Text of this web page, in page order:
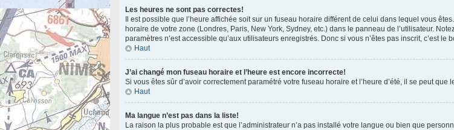
Les heures ne sont pas correctes!
Il est possible que l’heure affichée soit sur un fuseau horaire différent de celui dans lequel vous
horaire de votre zone (Londres, Paris, New York, Sydney, etc.) dans le panneau de l’utilisateur.
paramètres n’est accessible qu’aux utilisateurs enregistrés. Donc si vous n’êtes pas inscrit, c’est le
Haut
J’ai changé mon fuseau horaire et l’heure est encore incorrecte!
Si vous êtes sûr d’avoir correctement paramétré votre fuseau horaire et l’heure d’été, il se peut
Haut
Ma langue n’est pas dans la liste!
La raison la plus probable est que l’administrateur n’a pas installé votre langue ou bien que